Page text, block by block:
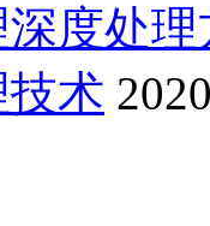
度处理
术